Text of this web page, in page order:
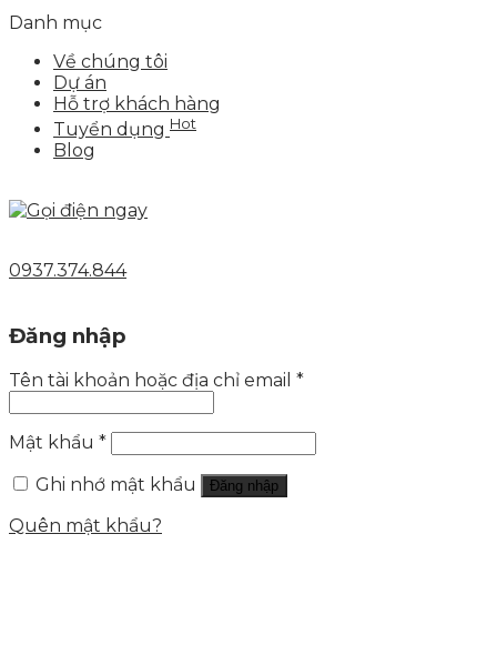
Danh mục
Về chúng tôi
Dự án
Hỗ trợ khách hàng
Tuyển dụng Hot
Blog
0937.374.844
Đăng nhập
Tên tài khoản hoặc địa chỉ email *
Mật khẩu *
Ghi nhớ mật khẩu
Đăng nhập
Quên mật khẩu?